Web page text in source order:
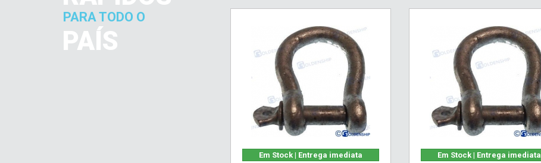
PARA TODO O
PAÍS
Em Stock | Entrega imediata Em Stock | Entrega imediata